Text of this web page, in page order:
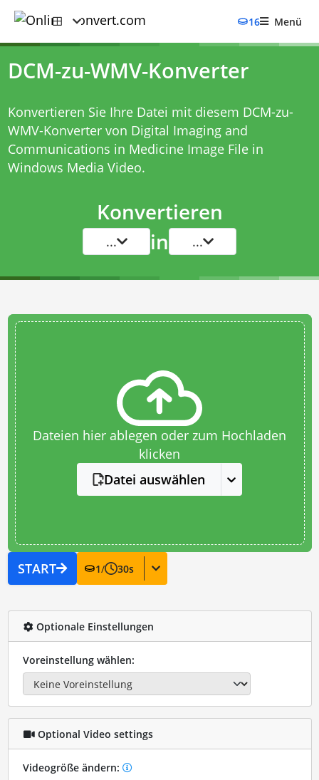
16 Menü
DCM-zu-WMV-Konverter
Konvertieren Sie Ihre Datei mit diesem DCM-zu-
WMV-Konvertervon Digital Imaging and
Communications in Medicine Image File in
Windows Media Video.
Konvertieren
... in ...
Dateien hier ablegen oder zum Hochladen
klicken
Datei auswählen
START 1/ 30s
Optionale Einstellungen
Voreinstellung wählen:
Optional Video settings
Videogröße ändern: